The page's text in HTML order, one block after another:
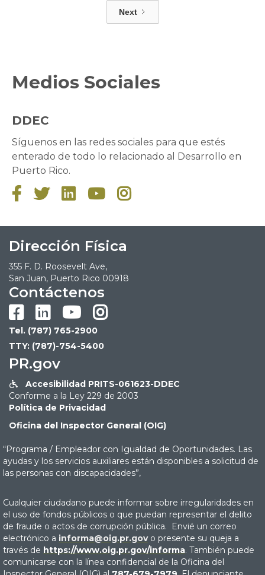
Next
Medios Sociales
DDEC
Síguenos en las redes sociales para que estés
enterado de todo lo relacionado al Desarrollo en
Puerto Rico.
    
Dirección Física
355 F. D. Roosevelt Ave,
San Juan, Puerto Rico 00918
Contáctenos

  
Tel. (787) 765-2900
TTY: (787)-754-5400
PR.gov

Accesibilidad PRITS-061623-DDEC
Conforme a la Ley 229 de 2003
Política de Privacidad
Oficina del Inspector General (OIG)
“Programa / Empleador con Igualdad de Oportunidades. Las
ayudas y los servicios auxiliares están disponibles a solicitud de
las personas con discapacidades”,
Cualquier ciudadano puede informar sobre irregularidades en
el uso de fondos públicos o que puedan representar el delito
de fraude o actos de corrupción pública. Envié un correo
electrónico a informa@oig.pr.govo presente su queja a
través de https://www.oig.pr.gov/informa. También puede
comunicarse con la línea confidencial de la Oficina del